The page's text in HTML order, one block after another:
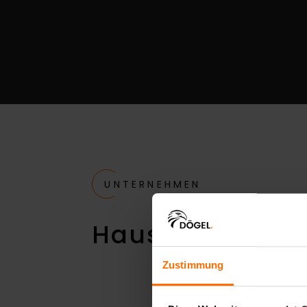
Zustimmung
UNTERNEHMEN
Hausmesse